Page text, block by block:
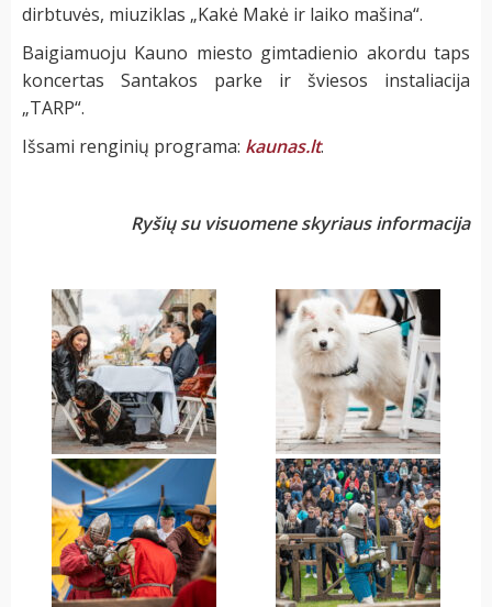
dirbtuvės, miuziklas „Kakė Makė ir laiko mašina“.
Baigiamuoju Kauno miesto gimtadienio akordu taps
koncertas Santakos parke ir šviesos instaliacija
„TARP“.
Išsami renginių programa: kaunas.lt.
Ryšių su visuomene skyriaus informacija